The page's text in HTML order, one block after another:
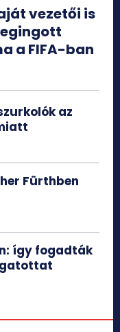
vezetői is
a FIFA-ban
az
Fürthben
így fogadták